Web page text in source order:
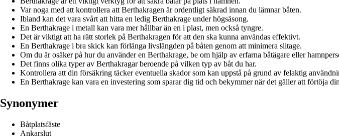
Var noga med att kontrollera att Berthakragen är ordentligt säkrad innan du lämnar båten.
Ibland kan det vara svårt att hitta en ledig Berthakrage under högsäsong.
En Berthakrage i metall kan vara mer hållbar än en i plast, men också tyngre.
Det är viktigt att ha rätt storlek på Berthakragen för att den ska kunna användas effektivt.
En Berthakrage i bra skick kan förlänga livslängden på båten genom att minimera slitage.
Om du är osäker på hur du använder en Berthakrage, be om hjälp av erfarna båtägare eller
Det finns olika typer av Berthakragar beroende på vilken typ av båt du har.
Kontrollera att din försäkring täcker eventuella skador som kan uppstå på grund av felaktig
En Berthakrage kan vara en investering som sparar dig tid och bekymmer när det gäller att förtöja
Synonymer
Båtplatsfäste
Ankarslut